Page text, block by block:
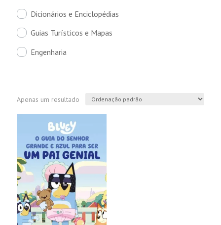
Dicionários e Enciclopédias
Guias Turísticos e Mapas
Engenharia
Apenas um resultado